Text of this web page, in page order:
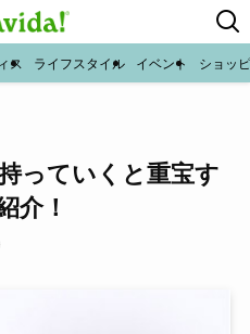
ス ライフスタイル イベント ショッ
っていくと重宝す
介！